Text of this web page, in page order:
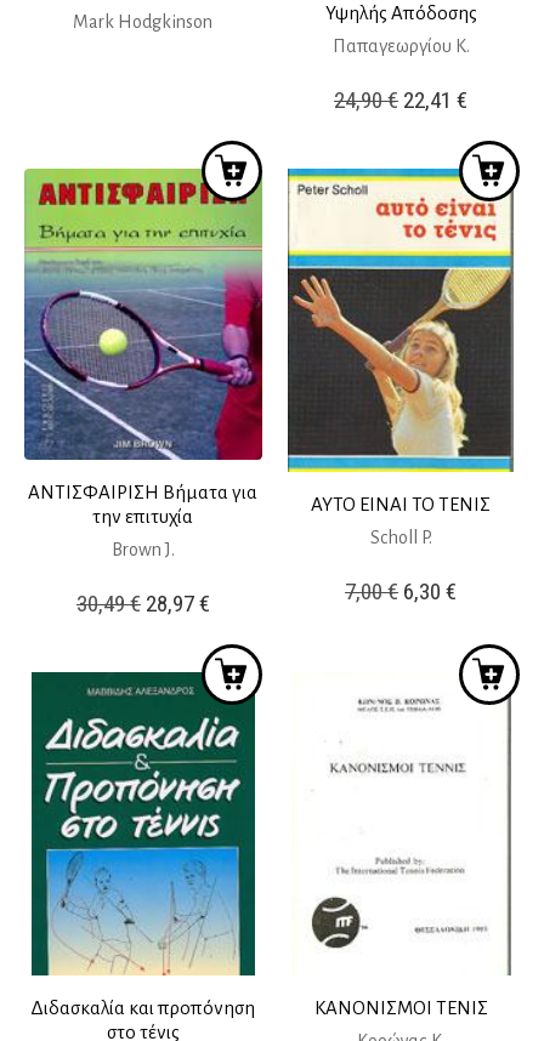
Mark Hodgkinson
Υψηλής Απόδοσης
Παπαγεωργίου Κ.
24,90€ Original
was:
24,90 €.
22,41€
τιμή
είναι:
22,41 €.
ΑΝΤΙΣΦΑΙΡΙΣΗ Βήματα για
την επιτυχία
Brown J.
30,49€ Original
was:
30,49 €.
28,97€Η
τιμή
είναι:
28,97 €.
ΑΥΤΟ ΕΙΝΑΙ ΤΟ ΤΕΝΙΣ
Scholl P.
7,00€ Original
7,00 €.
6,30€
τιμή
είναι:
Διδασκαλία και προπόνηση
στο τένις
ΚΑΝΟΝΙΣΜΟΙ ΤΕΝΙΣ